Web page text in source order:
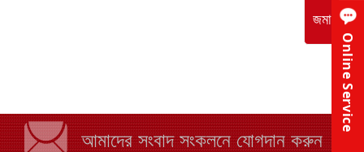
জমা
আমাদের সংবাদ সংকলনে যোগদান করুন
Online Service